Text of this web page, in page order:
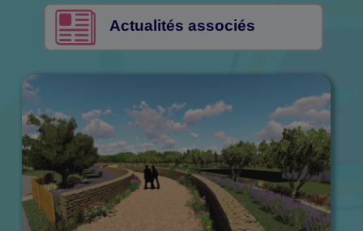
Actualités associés